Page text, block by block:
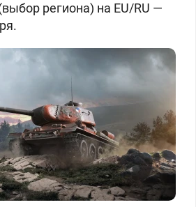
региона) на EU/RU —